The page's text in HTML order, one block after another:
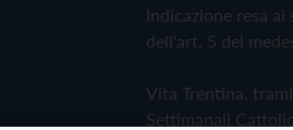
Indicazione resa
dell'art. 5 del
Vita Trentina,
Settimanali